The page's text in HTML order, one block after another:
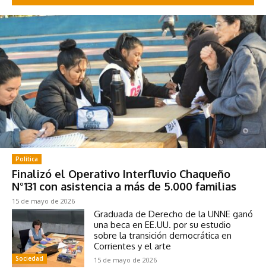
Política
Finalizó el Operativo Interfluvio Chaqueño
N°131 con asistencia a más de 5.000 familias
15 de mayo de 2026
Sociedad
Graduada de Derecho de la UNNE ganó
una beca en EE.UU. por su estudio
sobre la transición democrática en
Corrientes y el arte
15 de mayo de 2026